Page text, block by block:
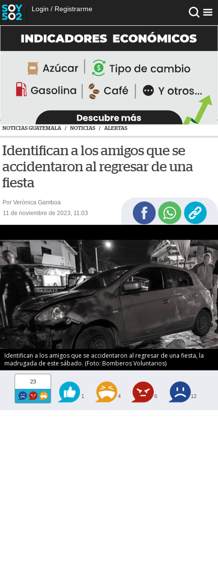
Login / Registrarme
NOTICIAS GUATEMALA / NOTICIAS / ALERTAS
Identifican a los amigos que se
accidentaron al regresar de una
fiesta
Por Verónica Gamboa
11 de noviembre de 2023, 11:03
Identifican a los amigos que se accidentaron al regresar de una fiesta, la
madrugada de este sábado. (Foto: Bomberos Voluntarios)
23
1 4 6 12